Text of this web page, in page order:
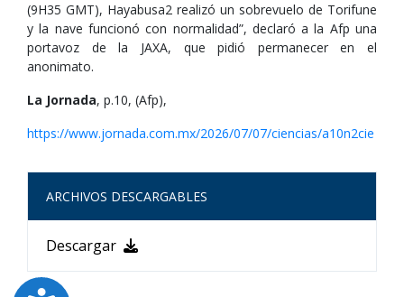
(9H35 GMT), Hayabusa2 realizó un sobrevuelo de Torifune
y la nave funcionó con normalidad”, declaró a la Afp una
portavoz de la JAXA, que pidió permanecer en el
anonimato.
La Jornada, p.10, (Afp),
https://www.jornada.com.mx/2026/07/07/ciencias/a10n2cie
ARCHIVOS DESCARGABLES
Descargar